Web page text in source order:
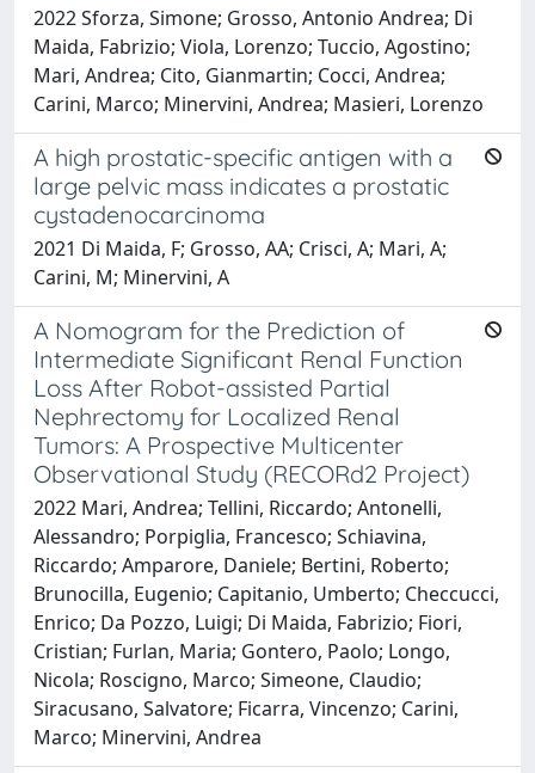
2022 Sforza, Simone; Grosso, Antonio Andrea; Di
Maida, Fabrizio; Viola, Lorenzo; Tuccio, Agostino;
Mari, Andrea; Cito, Gianmartin; Cocci, Andrea;
Carini, Marco; Minervini, Andrea; Masieri, Lorenzo
A high prostatic-specific antigen with a
large pelvic mass indicates a prostatic
cystadenocarcinoma
2021 Di Maida, F; Grosso, AA; Crisci, A; Mari, A;
Carini, M; Minervini, A
A Nomogram for the Prediction of
Intermediate Significant Renal Function
Loss After Robot-assisted Partial
Nephrectomy for Localized Renal
Tumors: A Prospective Multicenter
Observational Study (RECORd2 Project)
2022 Mari, Andrea; Tellini, Riccardo; Antonelli,
Alessandro; Porpiglia, Francesco; Schiavina,
Riccardo; Amparore, Daniele; Bertini, Roberto;
Brunocilla, Eugenio; Capitanio, Umberto; Checcucci,
Enrico; Da Pozzo, Luigi; Di Maida, Fabrizio; Fiori,
Cristian; Furlan, Maria; Gontero, Paolo; Longo,
Nicola; Roscigno, Marco; Simeone, Claudio;
Siracusano, Salvatore; Ficarra, Vincenzo; Carini,
Marco; Minervini, Andrea